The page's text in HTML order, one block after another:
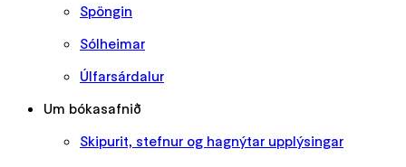
Spöngin
Sólheimar
Úlfarsárdalur
Um bókasafnið
Skipurit, stefnur og hagnýtar upplýsingar